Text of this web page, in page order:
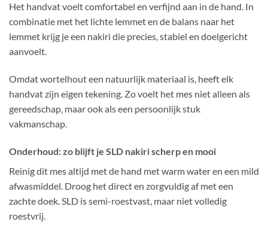
Het handvat voelt comfortabel en verfijnd aan in de hand. In
combinatie met het lichte lemmet en de balans naar het
lemmet krijg je een nakiri die precies, stabiel en doelgericht
aanvoelt.
Omdat wortelhout een natuurlijk materiaal is, heeft elk
handvat zijn eigen tekening. Zo voelt het mes niet alleen als
gereedschap, maar ook als een persoonlijk stuk
vakmanschap.
Onderhoud: zo blijft je SLD nakiri scherp en mooi
Reinig dit mes altijd met de hand met warm water en een mild
afwasmiddel. Droog het direct en zorgvuldig af met een
zachte doek. SLD is semi-roestvast, maar niet volledig
roestvrij.